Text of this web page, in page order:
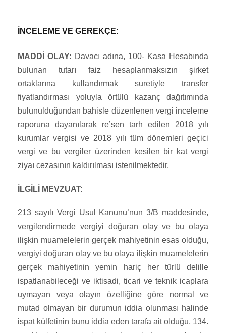
İNCELEME VE GEREKÇE:
MADDİ OLAY: Davacı adına, 100- Kasa Hesabında
bulunan tutarı faiz hesaplanmaksızın şirket
ortaklarına kullandırmak suretiyle transfer
fiyatlandırması yoluyla örtülü kazanç dağıtımında
bulunulduğundan bahisle düzenlenen vergi inceleme
raporuna dayanılarak re’sen tarh edilen 2018 yılı
kurumlar vergisi ve 2018 yılı tüm dönemleri geçici
vergi ve bu vergiler üzerinden kesilen bir kat vergi
ziyaı cezasının kaldırılması istenilmektedir.
İLGİLİ MEVZUAT:
213 sayılı Vergi Usul Kanunu’nun 3/B maddesinde,
vergilendirmede vergiyi doğuran olay ve bu olaya
ilişkin muamelelerin gerçek mahiyetinin esas olduğu,
vergiyi doğuran olay ve bu olaya ilişkin muamelelerin
gerçek mahiyetinin yemin hariç her türlü delille
ispatlanabileceği ve iktisadi, ticari ve teknik icaplara
uymayan veya olayın özelliğine göre normal ve
mutad olmayan bir durumun iddia olunması halinde
ispat külfetinin bunu iddia eden tarafa ait olduğu, 134.